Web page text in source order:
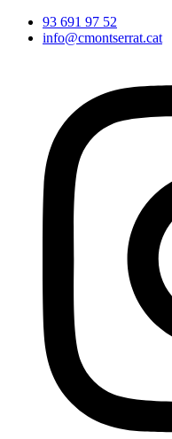
93 691 97 52
info@cmontserrat.cat